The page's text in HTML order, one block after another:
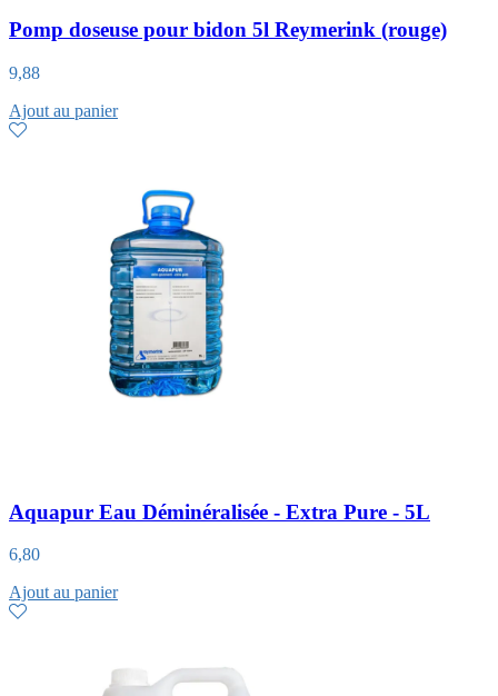
Pomp doseuse pour bidon 5l Reymerink (rouge)
9,88
Ajout au panier
Aquapur Eau Déminéralisée - Extra Pure - 5L
6,80
Ajout au panier